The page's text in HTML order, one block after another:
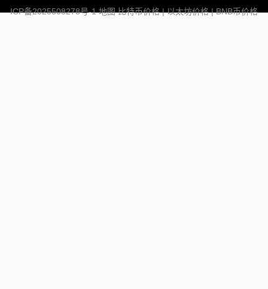
ICP备2025508278号-1 地图 比特币价格|以太坊价格|BNB币价格